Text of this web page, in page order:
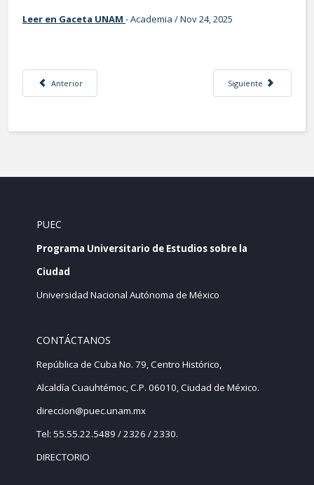
Leer en Gaceta UNAM - Academia / Nov 24, 2025
Artículo anterior: La sostenibilidad, imprescindible en proyectos de
Anterior Artículo siguiente: La
Siguiente
PUEC
Programa Universitario de Estudios sobre la
Ciudad
Universidad Nacional Autónoma de México
CONTÁCTANOS
República de Cuba No. 79, Centro Histórico,
Alcaldía Cuauhtémoc, C.P. 06010, Ciudad de México.
direccion@puec.unam.mx
Tel: 55.55.22.5489 / 2326 / 2330.
DIRECTORIO